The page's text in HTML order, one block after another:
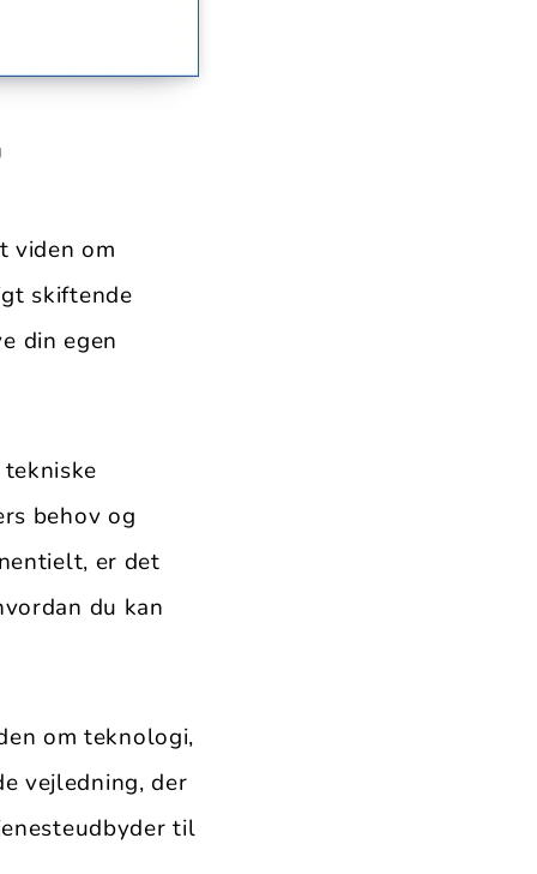
viden om
skiftende
din egen
behov og
er det
du kan
om teknologi,
vejledning, der
til